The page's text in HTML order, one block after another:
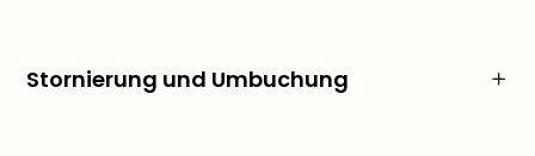
Stornierung und Umbuchung